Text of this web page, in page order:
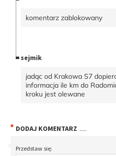
komentarz zablokowany
sejmik
jadąc od Krakowa S7
informacja ile km do
kroku jest olewane
DODAJ KOMENTARZ
Przedstaw się: